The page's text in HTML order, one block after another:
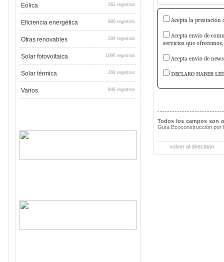
Eólica 362 registros
Eficiencia energética 886 registros
Otras renovables 289 registros
Solar fotovoltaica 1096 registros
Solar térmica 268 registros
Varios 948 registros
Acepta la prestación
Acepta envío de
servicios que
Acepta envio de
DECLARO HABER
Todos los campos son
Guía Ecoconstrucción por
volver al directorio